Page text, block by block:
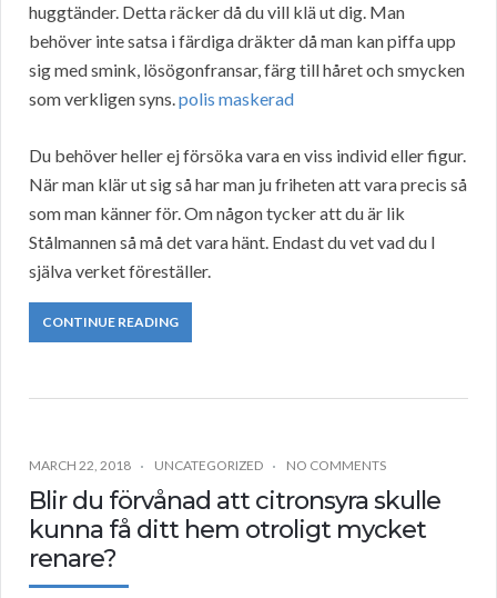
huggtänder. Detta räcker då du vill klä ut dig. Man
behöver inte satsa i färdiga dräkter då man kan piffa upp
sig med smink, lösögonfransar, färg till håret och smycken
som verkligen syns.polis maskerad
Du behöver heller ej försöka vara en viss individ eller figur.
När man klär ut sig så har man ju friheten att vara precis så
som man känner för. Om någon tycker att du är lik
Stålmannen så må det vara hänt. Endast du vet vad du I
själva verket föreställer.
CONTINUE READING
MARCH 22, 2018 UNCATEGORIZED NO COMMENTS
Blir du förvånad att citronsyra skulle
kunna få ditt hem otroligt mycket
renare?